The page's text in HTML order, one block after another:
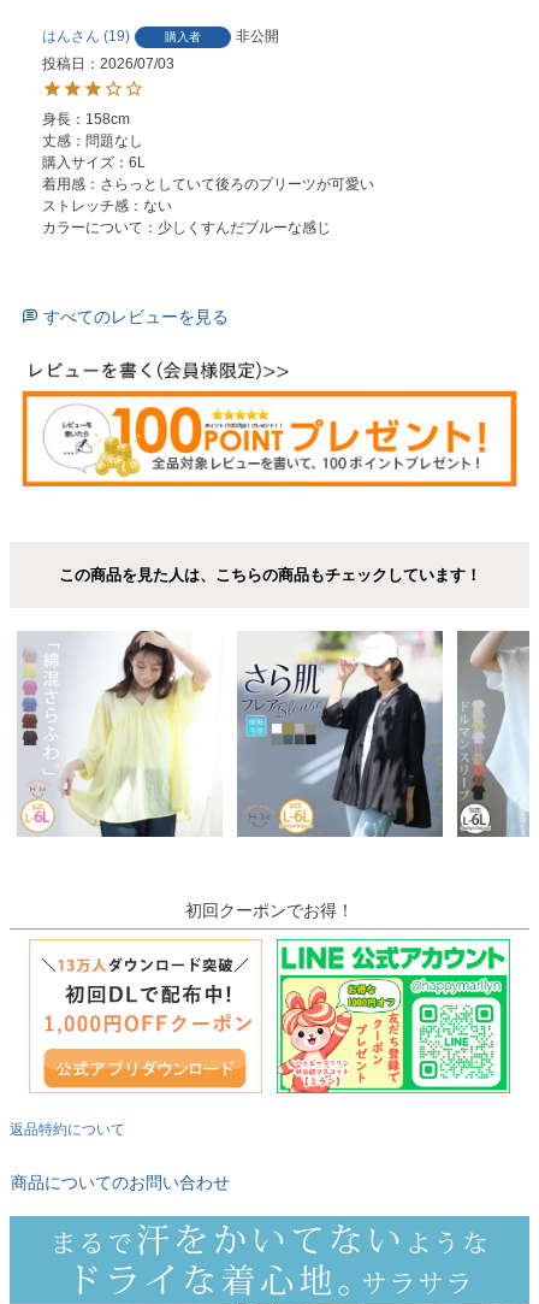
はん 19 購入者
非公開
投稿日
2026/07/03
身長：158cm
丈感：問題なし
購入サイズ：6L
着用感：さらっとしていて後ろのプリーツが可愛い
ストレッチ感：ない
すべてのレビューを見る
この商品を見た人は、こちらの商品もチェックしています！
初回クーポンでお得！
返品特約について
商品についてのお問い合わせ